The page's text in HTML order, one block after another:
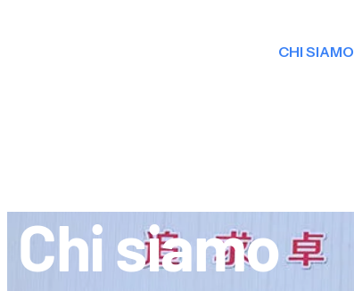
CHI SIAMO
Chi siamo